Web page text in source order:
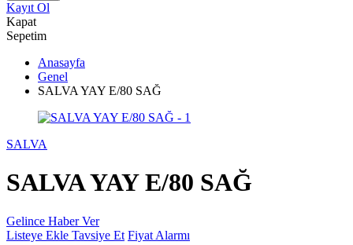
Kayıt Ol
Kapat
Sepetim
Anasayfa
Genel
SALVA YAY E/80 SAĞ
SALVA
SALVA YAY E/80 SAĞ
Gelince Haber Ver
Listeye Ekle Tavsiye Et Fiyat Alarmı